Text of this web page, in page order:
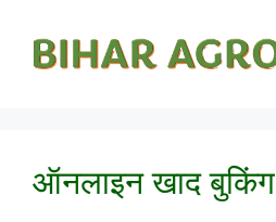
ऑनलाइन खाद बुकिंग